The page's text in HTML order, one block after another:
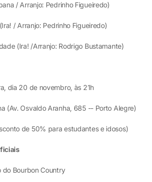
/ Arranjo: Pedrinho Figueiredo)
/ Arranjo: Pedrinho Figueiredo)
(Ira! /Arranjo: Rodrigo Bustamante)
dia 20 de novembro, às 21h
(Av. Osvaldo Aranha, 685 -- Porto Alegre)
de 50% para estudantes e idosos)
do Bourbon Country